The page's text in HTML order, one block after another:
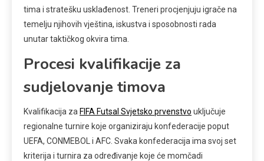
tima i stratešku usklađenost. Treneri procjenjuju igrače na
temelju njihovih vještina, iskustva i sposobnosti rada
unutar taktičkog okvira tima.
Procesi kvalifikacije za
sudjelovanje timova
Kvalifikacija za FIFA Futsal Svjetsko prvenstvo uključuje
regionalne turnire koje organiziraju konfederacije poput
UEFA, CONMEBOL i AFC. Svaka konfederacija ima svoj set
kriterija i turnira za određivanje koje će momčadi